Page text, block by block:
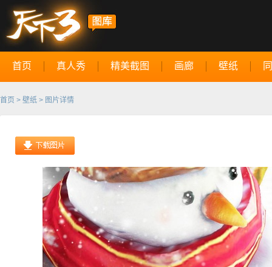
首页 真人秀 精美截图 画廊 壁纸
首页 > 壁纸 > 图片详情